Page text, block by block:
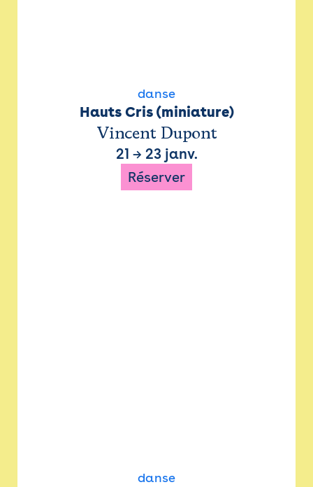
danse
Hauts Cris (miniature)
Vincent Dupont
21 → 23 janv.
Réserver
danse